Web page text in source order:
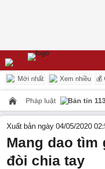
Mới nhất Xem nhiều 💰
Pháp luật Bản tin
Xuất bản ngày 04/05/2020
Mang dao
đòi chia tay